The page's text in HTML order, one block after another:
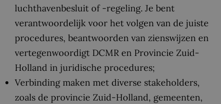
luchthavenbesluit of -regeling. Je bent
verantwoordelijk voor het volgen van de juiste
procedures, beantwoorden van zienswijzen en
vertegenwoordigt DCMR en Provincie Zuid-
Holland in juridische procedures;
Verbinding maken met diverse stakeholders,
zoals de provincie Zuid-Holland, gemeenten,